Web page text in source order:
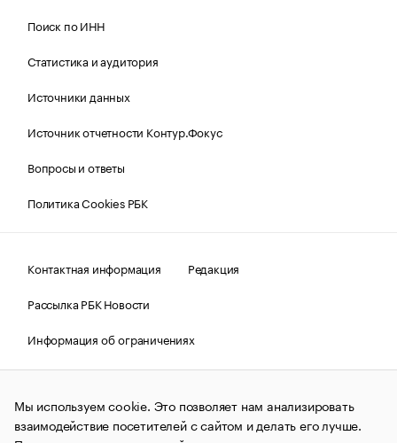
Поиск по ИНН
Статистика и аудитория
Источники данных
Источник отчетности Контур.Фокус
Вопросы и ответы
Политика Cookies РБК
Контактная информация
Редакция
Рассылка РБК Новости
Информация об ограничениях
Правовая информация
О соблюдении авторских прав
© АО «РОСБИЗНЕСКОНСАЛТИНГ»,1995–2026.Сообщения
и материалы информационного агентства «РБК»
(зарегистрировано Федеральной службой по надзору в сфере
Мы используем cookie. Это позволяет нам анализировать
взаимодействие посетителей с сайтом и делать его лучше.